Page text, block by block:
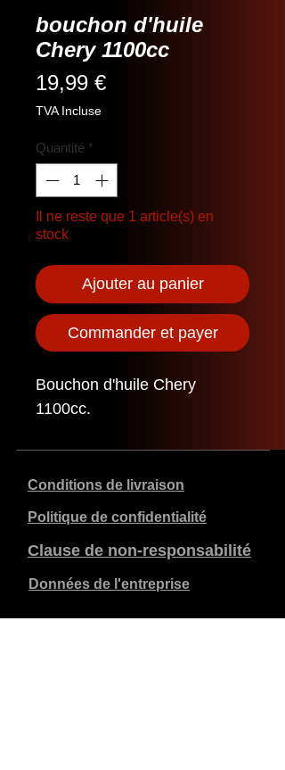
bouchon d'huile
Chery 1100cc
19,99 €Prix
TVA Incluse
Quantité *
Il ne reste que 1 article(s) en
stock
Ajouter au panier
Commander et payer
Bouchon d'huile Chery
1100cc.
Conditions de livraison
Politique de confidentialité
Clause de non-responsabilité
Données de l'entreprise